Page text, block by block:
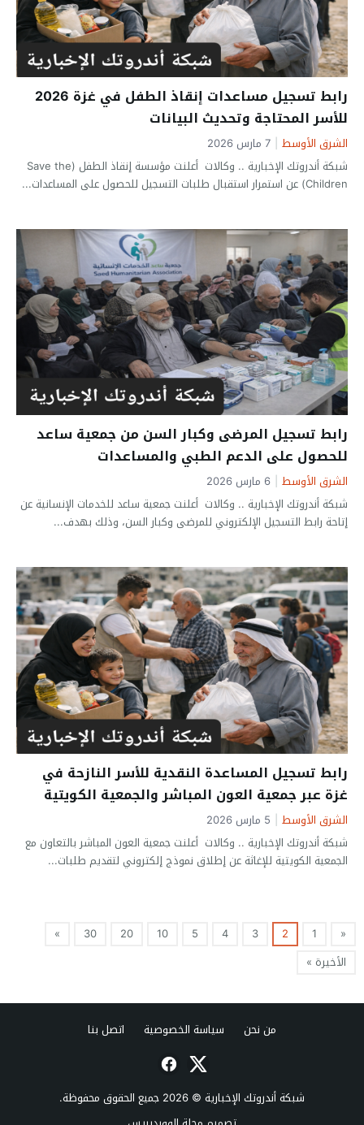
رابط تسجيل مساعدات إنقاذ الطفل في غزة 2026
للأسر المحتاجة وتحديث البيانات
الشرق الأوسط | 7 مارس 2026
شبكة أندروتك الإخبارية .. وكالات أعلنت مؤسسة إنقاذ الطفل (Save the
Children) عن استمرار استقبال طلبات التسجيل للحصول على المساعدات...
رابط تسجيل المرضى وكبار السن من جمعية ساعد
للحصول على الدعم الطبي والمساعدات
الشرق الأوسط 6 مارس 2026
شبكة أندروتك الإخبارية .. وكالات أعلنت جمعية ساعد للخدمات الإنسانية عن
إتاحة رابط التسجيل الإلكتروني للمرضى وكبار السن، وذلك بهدف...
رابط تسجيل المساعدة النقدية للأسر النازحة في
غزة عبر جمعية العون المباشر والجمعية الكويتية
للإغاثة
الشرق الأوسط | 5 مارس 2026
شبكة أندروتك الإخبارية .. وكالات أعلنت جمعية العون المباشر بالتعاون مع
الجمعية الكويتية للإغاثة عن إطلاق نموذج إلكتروني لتقديم طلبات...
«
1
2
3
4
5
10
20
30
»
الأخيرة »
من نحن سياسة الخصوصية اتصل بنا
شبكة أندروتك الإخبارية © 2026 جميع الحقوق محفوظة.